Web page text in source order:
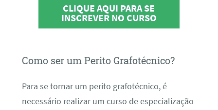
CLIQUE AQUI PARA SE
INSCREVER NO CURSO
Como ser um Perito Grafotécnico?
Para se tornar um perito grafotécnico, é
necessário realizar um curso de especialização